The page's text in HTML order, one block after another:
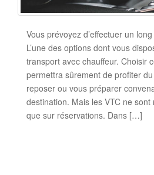
Vous prévoyez d’effectuer un
L’une des options dont vous
transport avec chauffeur. Choisir
permettra sûrement de profiter
reposer ou vous préparer
destination. Mais les VTC ne
que sur réservations. Dans […]